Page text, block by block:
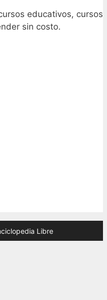
educativos, cursos
sin costo.